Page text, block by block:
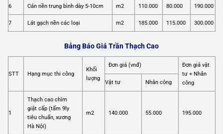
6 Cán nền trung bình dày 5-10cm m2 110.000 80.000 190.000
7 Lát gạch nền các loại m2 185.000 115.000 300.000
Bảng Báo Giá Trần Thạch Cao
STT Hạng mục thi công
Khối
lượng
Đơn giá (vnđ)
Đơn giá vật
tư + Nhân
công
Vật tư Nhân công
1
Thạch cao chìm
giật cấp (tấm 9ly
tiêu chuẩn, xương
Hà Nội)
m2 140.000 55.000 195.000